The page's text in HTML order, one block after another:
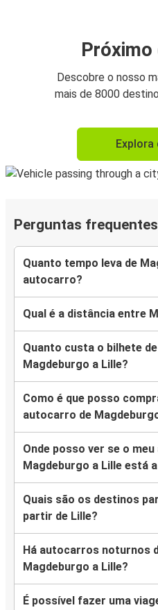
Próximo
Descobre o nosso
mais de 8000
Explora
Perguntas frequentes
Quanto tempo leva de
autocarro?
Qual é a distância entre
Quanto custa o bilhete
Magdeburgo a Lille?
Como é que posso
autocarro de
Onde posso ver se o
Magdeburgo a Lille está
Quais são os destinos
partir de Lille?
Há autocarros noturnos
Magdeburgo a Lille?
É possível fazer uma